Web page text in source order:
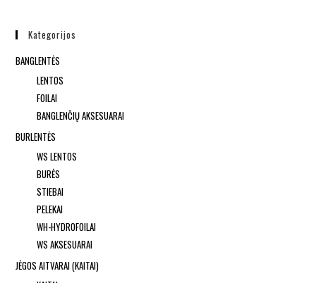
Kategorijos
BANGLENTĖS
LENTOS
FOILAI
BANGLENČIŲ AKSESUARAI
BURLENTĖS
WS LENTOS
BURĖS
STIEBAI
PELEKAI
WH-HYDROFOILAI
WS AKSESUARAI
JĖGOS AITVARAI (KAITAI)